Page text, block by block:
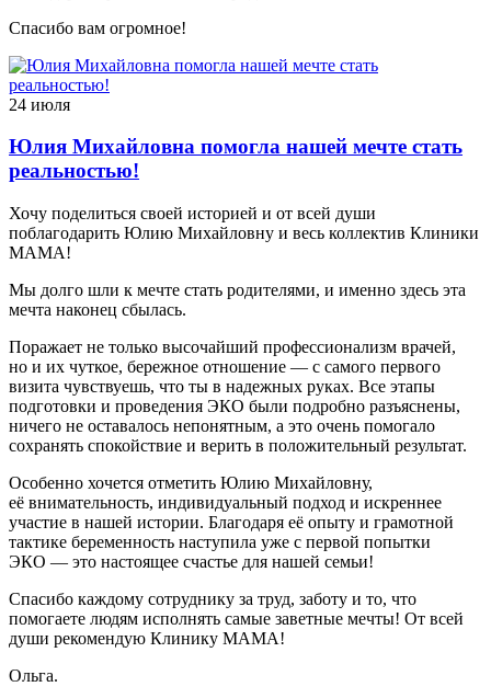
Спасибо вам огромное!
24 июля
Юлия Михайловна помогла нашей мечте стать
реальностью!
Хочу поделиться своей историей и от всей души
поблагодарить Юлию Михайловну и весь коллектив Клиники
МАМА!
Мы долго шли к мечте стать родителями, и именно здесь эта
мечта наконец сбылась.
Поражает не только высочайший профессионализм врачей,
но и их чуткое, бережное отношение — с самого первого
визита чувствуешь, что ты в надежных руках. Все этапы
подготовки и проведения ЭКО были подробно разъяснены,
ничего не оставалось непонятным, а это очень помогало
сохранять спокойствие и верить в положительный результат.
Особенно хочется отметить Юлию Михайловну,
её внимательность, индивидуальный подход и искреннее
участие в нашей истории. Благодаря её опыту и грамотной
тактике беременность наступила уже с первой попытки
ЭКО — это настоящее счастье для нашей семьи!
Спасибо каждому сотруднику за труд, заботу и то, что
помогаете людям исполнять самые заветные мечты! От всей
души рекомендую Клинику МАМА!
Ольга.